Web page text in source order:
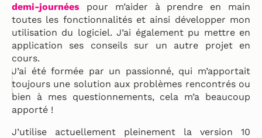
demi-journées pour m’aider à prendre en main
toutes les fonctionnalités et ainsi développer mon
utilisation du logiciel. J’ai également pu mettre en
application ses conseils sur un autre projet en
cours.
J’ai été formée par un passionné, qui m’apportait
toujours une solution aux problèmes rencontrés ou
bien à mes questionnements, cela m’a beaucoup
apporté !
J’utilise actuellement pleinement la version 10